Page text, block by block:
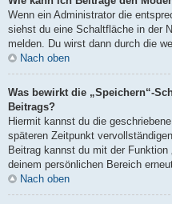
Wenn ein Administrator die
siehst du eine Schaltfläche in der
melden. Du wirst dann durch die
Nach oben
Was bewirkt die „Speichern“-
Beitrags?
Hiermit kannst du die
späteren Zeitpunkt
Beitrag kannst du mit der Funktion
deinem persönlichen Bereich
Nach oben